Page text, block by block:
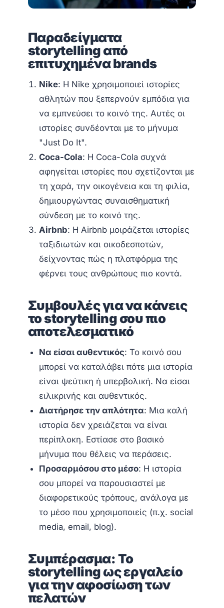
Παραδείγματα
storytelling από
επιτυχημένα brands
Nike: Η Nike χρησιμοποιεί ιστορίες
αθλητών που ξεπερνούν εμπόδια για
να εμπνεύσει το κοινό της. Αυτές οι
ιστορίες συνδέονται με το μήνυμα
"Just Do It".
Coca-Cola: Η Coca-Cola συχνά
αφηγείται ιστορίες που σχετίζονται με
τη χαρά, την οικογένεια και τη φιλία,
δημιουργώντας συναισθηματική
σύνδεση με το κοινό της.
Airbnb: Η Airbnb μοιράζεται ιστορίες
ταξιδιωτών και οικοδεσποτών,
δείχνοντας πώς η πλατφόρμα της
φέρνει τους ανθρώπους πιο κοντά.
Συμβουλές για να κάνεις
το storytelling σου πιο
αποτελεσματικό
Να είσαι αυθεντικός: Το κοινό σου
μπορεί να καταλάβει πότε μια ιστορία
είναι ψεύτικη ή υπερβολική. Να είσαι
ειλικρινής και αυθεντικός.
Διατήρησε την απλότητα: Μια καλή
ιστορία δεν χρειάζεται να είναι
περίπλοκη. Εστίασε στο βασικό
μήνυμα που θέλεις να περάσεις.
Προσαρμόσου στο μέσο: Η ιστορία
σου μπορεί να παρουσιαστεί με
διαφορετικούς τρόπους, ανάλογα με
το μέσο που χρησιμοποιείς (π.χ. social
media, email, blog).
Συμπέρασμα: Το
storytelling ως εργαλείο
για την αφοσίωση των
πελατών